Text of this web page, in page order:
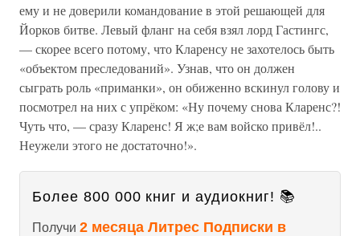
ему и не доверили командование в этой решающей для
Йорков битве. Левый фланг на себя взял лорд Гастингс,
— скорее всего потому, что Кларенсу не захотелось быть
«объектом преследований». Узнав, что он должен
сыграть роль «приманки», он обиженно вскинул голову и
посмотрел на них с упрёком: «Ну почему снова Кларенс?!
Чуть что, — сразу Кларенс! Я ж;е вам войско привёл!..
Неужели этого не достаточно!».
Более 800 000 книг и аудиокниг! 📚
Получи 2 месяца Литрес Подписки в